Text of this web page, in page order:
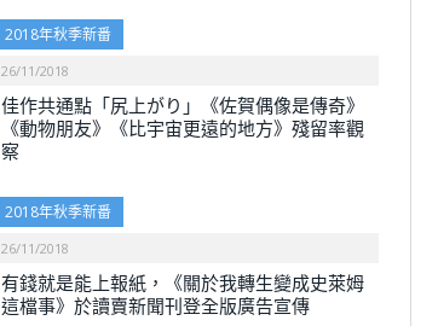
2018年秋季新番
26/11/2018
佳作共通點「尻上がり」《佐賀偶像是傳奇》
《動物朋友》《比宇宙更遠的地方》殘留率觀
察
2018年秋季新番
26/11/2018
有錢就是能上報紙，《關於我轉生變成史萊姆
這檔事》於讀賣新聞刊登全版廣告宣傳